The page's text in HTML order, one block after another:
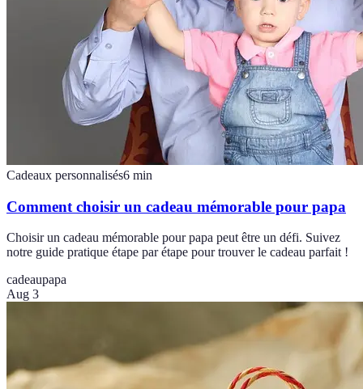
Cadeaux personnalisés6 min
Comment choisir un cadeau mémorable pour papa
Choisir un cadeau mémorable pour papa peut être un défi. Suivez
notre guide pratique étape par étape pour trouver le cadeau parfait !
cadeaupapa
Aug 3